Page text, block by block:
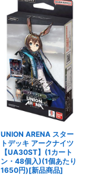
UNION ARENA スター
トデッキ アークナイツ
【UA30ST】(1カート
ン・48個入)(1個あたり
1650円)[新品商品]